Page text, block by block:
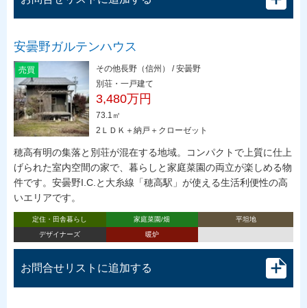
安曇野ガルテンハウス
売買
その他長野（信州） / 安曇野
別荘・一戸建て
3,480万円
73.1㎡
2ＬＤＫ＋納戸＋クローゼット
穂高有明の集落と別荘が混在する地域。コンパクトで上質に仕上
げられた室内空間の家で、暮らしと家庭菜園の両立が楽しめる物
件です。安曇野I.C.と大糸線「穂高駅」が使える生活利便性の高
いエリアです。
定住・田舎暮らし 家庭菜園/畑
平坦地
デザイナーズ
暖炉
お問合せリストに追加する